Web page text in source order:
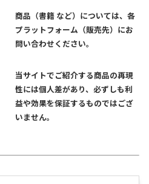
商品（書籍 など）については、各
プラットフォーム（販売先）にお
問い合わせください。
当サイトでご紹介する商品の再現
性には個人差があり、必ずしも利
益や効果を保証するものではござ
いません。